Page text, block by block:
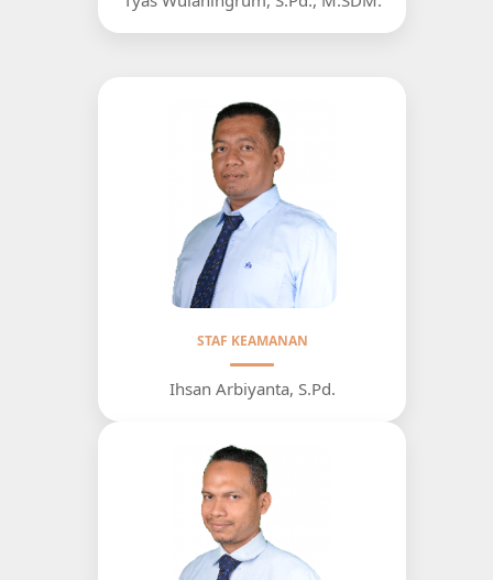
STAF KEAMANAN
Ihsan Arbiyanta, S.Pd.